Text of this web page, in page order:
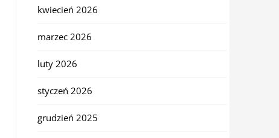
kwiecień 2026
marzec 2026
luty 2026
styczeń 2026
grudzień 2025